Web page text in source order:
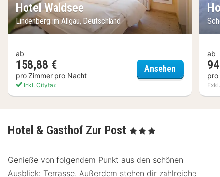
Hotel Waldsee
Lindenberg im Allgäu, Deutschland
ab
158,88 €
pro Zimmer pro Nacht
Inkl. Citytax
Ansehen Hotel
ab
pro
Hotel & Gasthof Zur Post , 3 Sterne
Genieße von folgendem Punkt aus den schönen
Ausblick: Terrasse. Außerdem stehen dir zahlreiche